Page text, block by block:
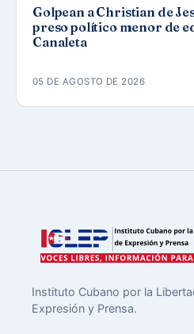
Golpean a Christian de
preso político menor de
Canaleta
05 DE AGOSTO DE 2026
Instituto Cubano por la
Expresión y Prensa.